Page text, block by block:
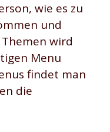
wie es zu
und
wird
Menu
findet man
die